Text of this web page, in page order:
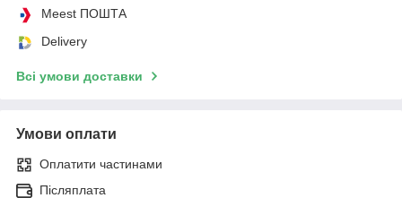
Meest ПОШТА
Delivery
Всі умови доставки
Умови оплати
Оплатити частинами
Післяплата